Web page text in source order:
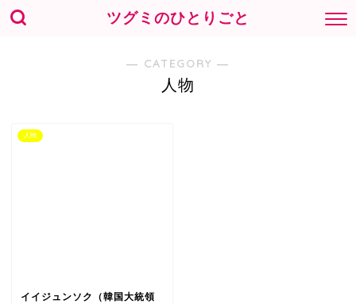
ツグミのひとりごと
― CATEGORY ―
人物
人物
イイジュンソク（韓国大統領